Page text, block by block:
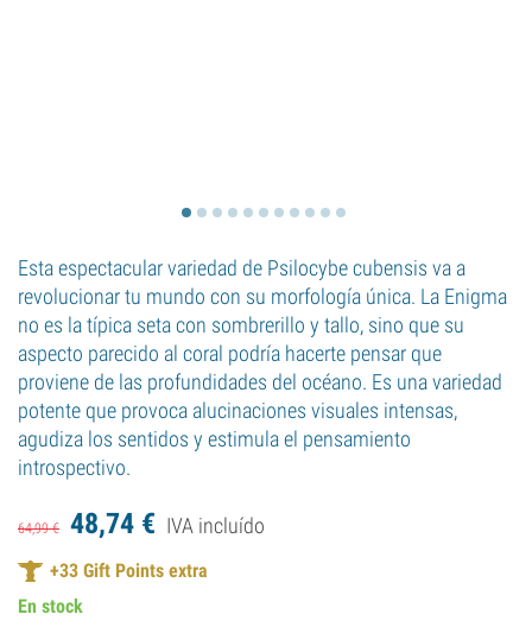
Esta espectacular variedad de Psilocybe cubensis va a
revolucionar tu mundo con su morfología única. La Enigma
no es la típica seta con sombrerillo y tallo, sino que su
aspecto parecido al coral podría hacerte pensar que
proviene de las profundidades del océano. Es una variedad
potente que provoca alucinaciones visuales intensas,
agudiza los sentidos y estimula el pensamiento
introspectivo.
64,99€ 48,74 € IVA incluído
+33 Gift Points extra
En stock